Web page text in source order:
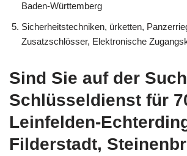
Baden-Württemberg
Sicherheitstechniken, ürketten,
Zusatzschlösser, Elektronische
Sind Sie auf der
Schlüsseldienst für
Leinfelden-
Filderstadt,